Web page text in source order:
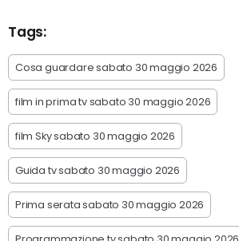
Tags:
Cosa guardare sabato 30 maggio 2026
film in prima tv sabato 30 maggio 2026
film Sky sabato 30 maggio 2026
Guida tv sabato 30 maggio 2026
Prima serata sabato 30 maggio 2026